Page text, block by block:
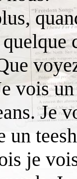
vois
Je
un
je